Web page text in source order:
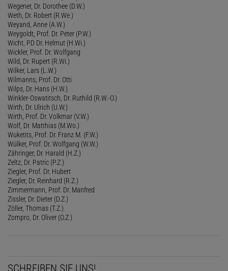
Wegener, Dr. Dorothee (D.W.)
Weth, Dr. Robert (R.We.)
Weyand, Anne (A.W.)
Weygoldt, Prof. Dr. Peter (P.W.)
Wicht, PD Dr. Helmut (H.Wi.)
Wickler, Prof. Dr. Wolfgang
Wild, Dr. Rupert (R.Wi.)
Wilker, Lars (L.W.)
Wilmanns, Prof. Dr. Otti
Wilps, Dr. Hans (H.W.)
Winkler-Oswatitsch, Dr. Ruthild (R.W.-O.)
Wirth, Dr. Ulrich (U.W.)
Wirth, Prof. Dr. Volkmar (V.W.)
Wolf, Dr. Matthias (M.Wo.)
Wuketits, Prof. Dr. Franz M. (F.W.)
Wülker, Prof. Dr. Wolfgang (W.W.)
Zähringer, Dr. Harald (H.Z.)
Zeltz, Dr. Patric (P.Z.)
Ziegler, Prof. Dr. Hubert
Ziegler, Dr. Reinhard (R.Z.)
Zimmermann, Prof. Dr. Manfred
Zissler, Dr. Dieter (D.Z.)
Zöller, Thomas (T.Z.)
Zompro, Dr. Oliver (O.Z.)
SCHREIBEN SIE UNS!